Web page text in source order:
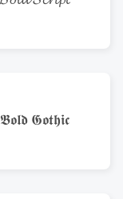
𝕭𝖔𝖑𝖉 𝕲𝖔𝖙𝖍𝖎𝖈